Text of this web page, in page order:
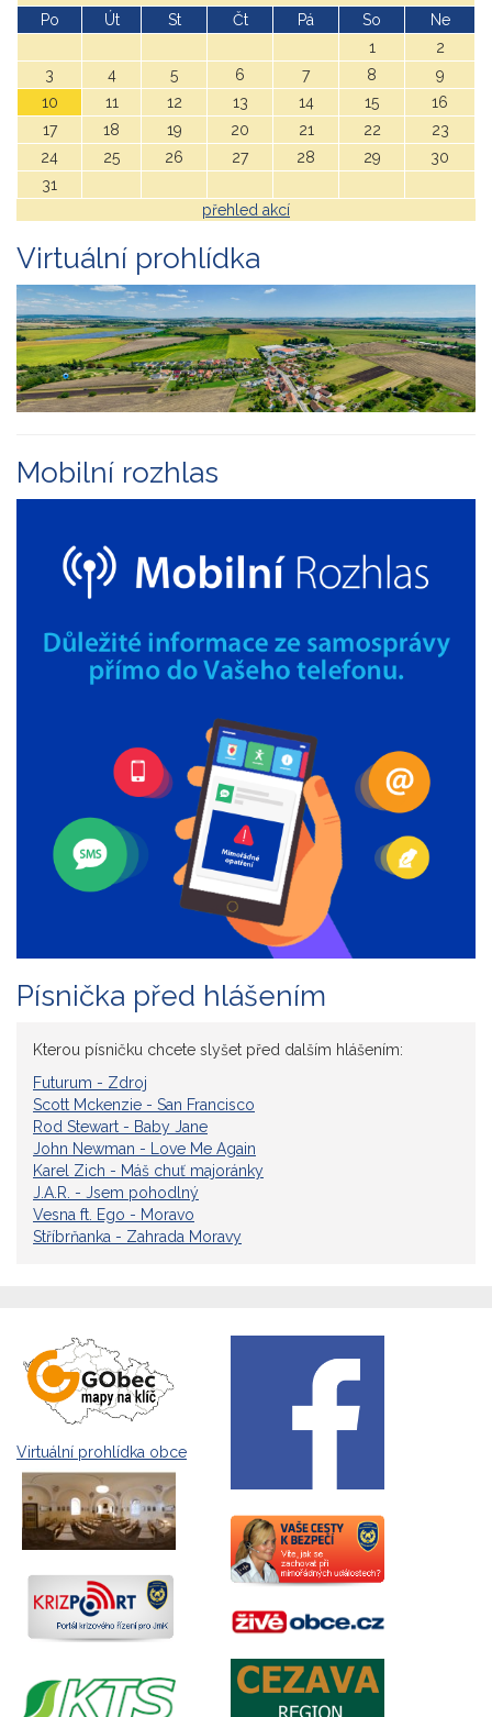
Po
Út St Čt Pá So
Ne
1
2
3
4 5 6 7 8
9
10
11 12 13 14 15
16
17
18 19 20 21 22
23
24
25 26 27 28 29
30
31
přehled akcí
Virtuální prohlídka
Mobilní rozhlas
Písnička před hlášením
Kterou písničku chcete slyšet před dalším hlášením:
Futurum - Zdroj
Scott Mckenzie - San Francisco
Rod Stewart - Baby Jane
John Newman - Love Me Again
Karel Zich - Máš chuť majoránky
J.A.R. - Jsem pohodlný
Vesna ft. Ego - Moravo
Stříbrňanka - Zahrada Moravy
Virtuální prohlídka obce